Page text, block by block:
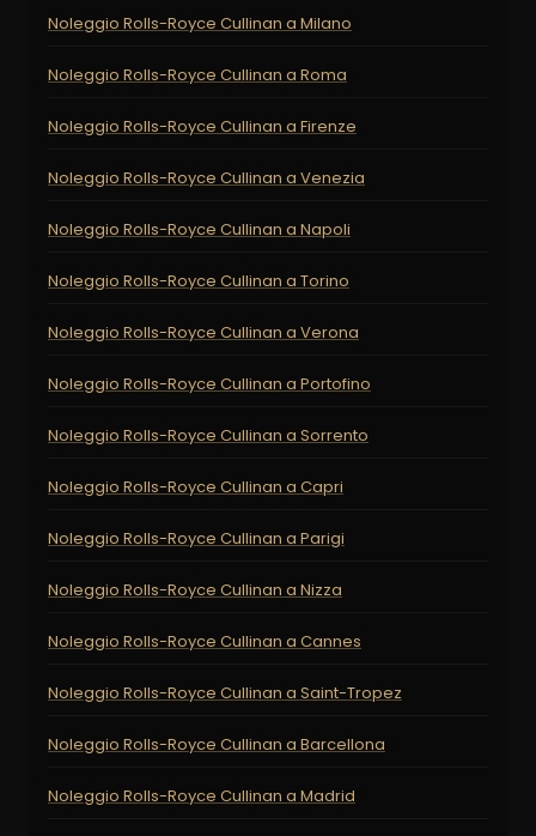
Noleggio Rolls-Royce Cullinan a Milano
Noleggio Rolls-Royce Cullinan a Roma
Noleggio Rolls-Royce Cullinan a Firenze
Noleggio Rolls-Royce Cullinan a Venezia
Noleggio Rolls-Royce Cullinan a Napoli
Noleggio Rolls-Royce Cullinan a Torino
Noleggio Rolls-Royce Cullinan a Verona
Noleggio Rolls-Royce Cullinan a Portofino
Noleggio Rolls-Royce Cullinan a Sorrento
Noleggio Rolls-Royce Cullinan a Capri
Noleggio Rolls-Royce Cullinan a Parigi
Noleggio Rolls-Royce Cullinan a Nizza
Noleggio Rolls-Royce Cullinan a Cannes
Noleggio Rolls-Royce Cullinan a Saint-Tropez
Noleggio Rolls-Royce Cullinan a Barcellona
Noleggio Rolls-Royce Cullinan a Madrid